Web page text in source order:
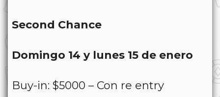
Second Chance
Domingo 14 y lunes 15 de enero
Buy-in: $5000 – Con re entry